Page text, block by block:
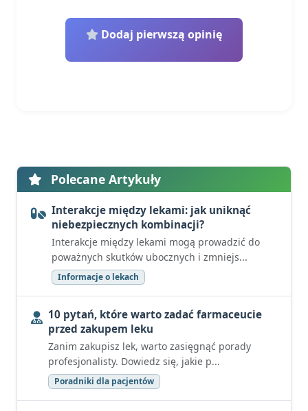
Dodaj pierwszą opinię
Polecane Artykuły
Interakcje między lekami: jak uniknąć
niebezpiecznych kombinacji?
Interakcje między lekami mogą prowadzić do
poważnych skutków ubocznych i zmniejs...
Informacje o lekach
10 pytań, które warto zadać farmaceucie
przed zakupem leku
Zanim zakupisz lek, warto zasięgnąć porady
profesjonalisty. Dowiedz się, jakie p...
Poradniki dla pacjentów